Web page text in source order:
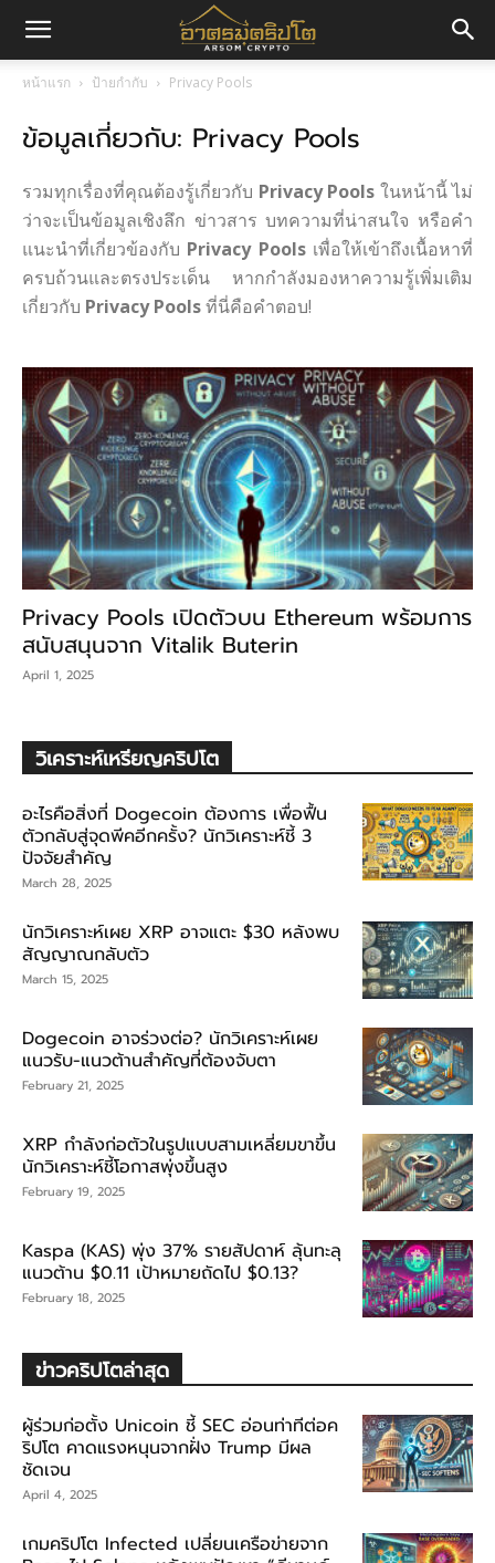
มค
ปโต
หน้าแรก ป้ายกำกับ Privacy Pools
ข้อมูลเกี่ยวกับ: Privacy Pools
รวมทุกเรื่องที่คุณต้องรู้เกี่ยวกับ Privacy Pools ในหน้านี้ ไม่
ว่าจะเป็นข้อมูลเชิงลึก ข่าวสาร บทความที่น่าสนใจ หรือคำ
แนะนำที่เกี่ยวข้องกับ Privacy Poolsเพื่อให้เข้าถึงเนื้อหาที่
ครบถ้วนและตรงประเด็น หากกำลังมองหาความรู้เพิ่มเติม
เกี่ยวกับ Privacy Poolsที่นี่คือคำตอบ!
Privacy Pools เปิดตัวบน Ethereum พร้อมการ
สนับสนุนจาก Vitalik Buterin
April 1, 2025
วิเคราะห์เหรียญคริปโต
อะไรคือสิ่งที่ Dogecoin ต้องการ เพื่อฟื้น
ตัวกลับสู่จุดพีคอีกครั้ง? นักวิเคราะห์ชี้ 3
ปัจจัยสำคัญ
March 28, 2025
นักวิเคราะห์เผย XRP อาจแตะ $30 หลังพบ
สัญญาณกลับตัว
March 15, 2025
Dogecoin อาจร่วงต่อ? นักวิเคราะห์เผย
แนวรับ-แนวต้านสำคัญที่ต้องจับตา
February 21, 2025
XRP กำลังก่อตัวในรูปแบบสามเหลี่ยมขาขึ้น
นักวิเคราะห์ชี้โอกาสพุ่งขึ้นสูง
February 19, 2025
Kaspa (KAS) พุ่ง 37% รายสัปดาห์ ลุ้นทะลุ
แนวต้าน $0.11 เป้าหมายถัดไป $0.13?
February 18, 2025
ข่าวคริปโตล่าสุด
ผู้ร่วมก่อตั้ง Unicoin ชี้ SEC อ่อนท่าทีต่อค
ริปโต คาดแรงหนุนจากฝั่ง Trump มีผล
ชัดเจน
April 4, 2025
เกมคริปโต Infected เปลี่ยนเครือข่ายจาก